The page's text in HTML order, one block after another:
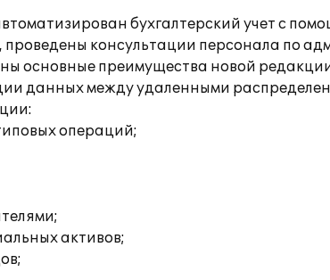
бухгалтерский учет с
проведены консультации персонала по
основные преимущества новой
данных между удаленными
операций;
активов;